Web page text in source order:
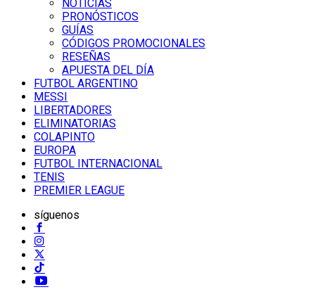
NOTICIAS
PRONÓSTICOS
GUÍAS
CÓDIGOS PROMOCIONALES
RESEÑAS
APUESTA DEL DÍA
FUTBOL ARGENTINO
MESSI
LIBERTADORES
ELIMINATORIAS
COLAPINTO
EUROPA
FUTBOL INTERNACIONAL
TENIS
PREMIER LEAGUE
síguenos